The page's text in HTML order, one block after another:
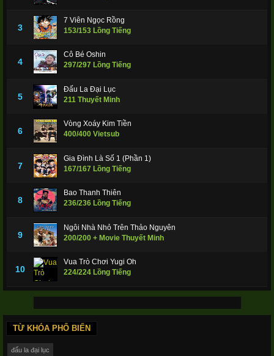
3
7 Viên Ngọc Rồng
153/153 Lồng Tiếng
4
Cô Bé Oshin
297/297 Lồng Tiếng
5
Đấu La Đại Lục
211 Thuyết Minh
6
Vòng Xoáy Kim Tiền
400/400 Vietsub
7
Gia Đình Là Số 1 (Phần 1)
167/167 Lồng Tiếng
8
Bao Thanh Thiên
236/236 Lồng Tiếng
9
Ngôi Nhà Nhỏ Trên Thảo Nguyên
200/200 + Movie Thuyết Minh
10
Vua Trò Chơi Yugi Oh
224/224 Lồng Tiếng
TỪ KHÓA PHỔ BIẾN
đấu la đại lục